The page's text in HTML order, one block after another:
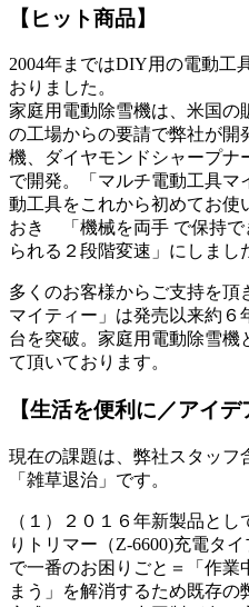
【ヒット商品】
2004年まではDIY用の電動工
おりました。
家庭用電動除雪機は、米国の
の工場からの要請で弊社が
機、ダイヤモンドシャープナ
で開発。「マルチ電動工具マ
動工具をこれから初めてお使
おき 「機械を両手 で保持
られる２段階変速」にしまし
多くのお客様からご支持を
マイティー」は発売以来約
台を突破。家庭用電動除雪機
て頂いております。
【生活を便利に／アイ
現在の課題は、弊社スタッフ
「雑草退治」です。
（１）２０１６年新製品と
りトリマー（Z-6600)充電タ
で一番のお困りごと＝「作業
まう」を解消するため既存